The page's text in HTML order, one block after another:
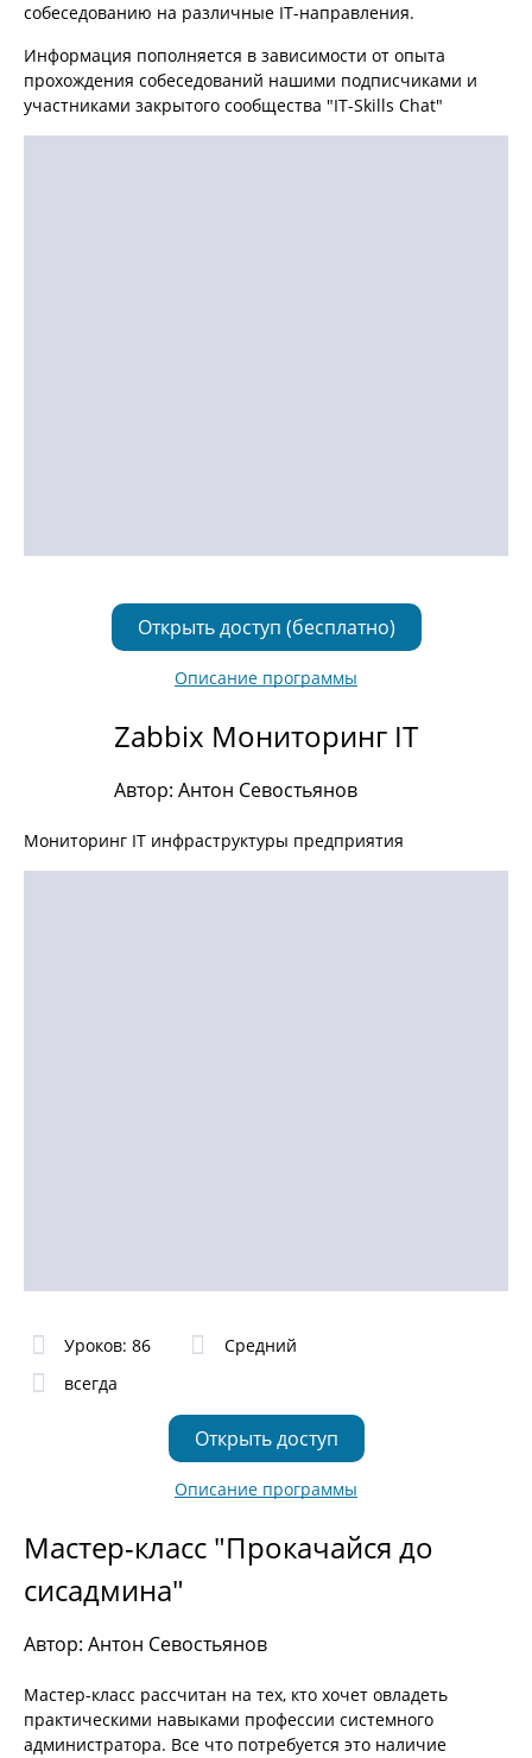
собеседованию на различные IT-направления.
Информация пополняется в зависимости от опыта
прохождения собеседований нашими подписчиками и
участниками закрытого сообщества "IT-Skills Chat"
Открыть доступ (бесплатно)
Описание программы
Zabbix Мониторинг IT
Автор: Антон Севостьянов
Мониторинг IT инфраструктуры предприятия
Уроков: 86
Средний
всегда
Открыть доступ
Описание программы
Мастер-класс "Прокачайся до
сисадмина"
Автор: Антон Севостьянов
Мастер-класс рассчитан на тех, кто хочет овладеть
практическими навыками профессии системного
администратора. Все что потребуется это наличие